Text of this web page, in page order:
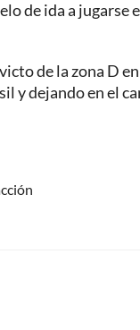
de ida a jugarse
de la zona D
y dejando en el